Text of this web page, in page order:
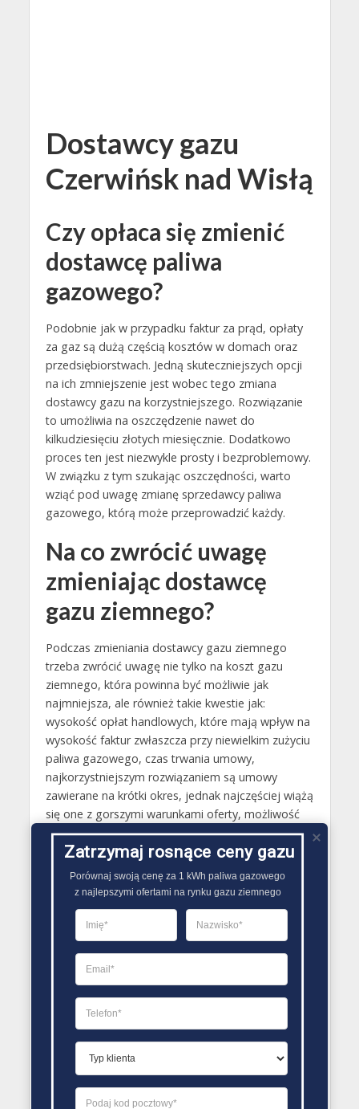
Dostawcy gazu
Czerwińsk nad Wisłą
Czy opłaca się zmienić
dostawcę paliwa
gazowego?
Podobnie jak w przypadku faktur za prąd, opłaty
za gaz są dużą częścią kosztów w domach oraz
przedsiębiorstwach. Jedną skuteczniejszych opcji
na ich zmniejszenie jest wobec tego zmiana
dostawcy gazu na korzystniejszego. Rozwiązanie
to umożliwia na oszczędzenie nawet do
kilkudziesięciu złotych miesięcznie. Dodatkowo
proces ten jest niezwykle prosty i bezproblemowy.
W związku z tym szukając oszczędności, warto
wziąć pod uwagę zmianę sprzedawcy paliwa
gazowego, którą może przeprowadzić każdy.
Na co zwrócić uwagę
zmieniając dostawcę
gazu ziemnego?
Podczas zmieniania dostawcy gazu ziemnego
trzeba zwrócić uwagę nie tylko na koszt gazu
ziemnego, która powinna być możliwie jak
najmniejsza, ale również takie kwestie jak:
wysokość opłat handlowych, które mają wpływ na
wysokość faktur zwłaszcza przy niewielkim zużyciu
paliwa gazowego, czas trwania umowy,
najkorzystniejszym rozwiązaniem są umowy
zawierane na krótki okres, jednak najczęściej wiążą
się one z gorszymi warunkami oferty, możliwość
skorzystania z rozwiązania jakim jest gwarancja
ceny, dzięki niej można mieć pewność, że koszt
paliwa gazowego nie zmieni się przez cały czas
obowiązywania podpisanej umowy. Poza tym
należy także zweryfikować jakie opinie ma
dostawca gazu u swoich dotychczasowych
klientów. Można dzięki temu ochronić się przed
problemami w trakcie obowiązywania umowy..
PORÓWNYWARKA OFERT GAZU
Zatrzymaj rosnące ceny gazu
Porównaj swoją cenę za 1 kWh paliwa gazowego
z najlepszymi ofertami na rynku gazu ziemnego